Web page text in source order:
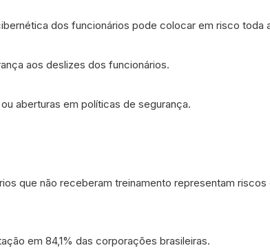
dos funcionários pode colocar em risco toda
aos deslizes dos funcionários.
aberturas em políticas de segurança.
que não receberam treinamento representam
em 84,1% das corporações brasileiras.